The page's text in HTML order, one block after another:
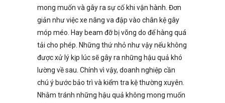
mong muốn và gây ra sự cố khi vận hành. Đơn
giản như việc xe nâng va đập vào chân kệ gây
móp méo. Hay beam đỡ bị võng do để hàng quá
tải cho phép. Những thứ nhỏ như vậy nếu không
được xử lý kịp lúc sẽ gây ra những hậu quả khó
lường về sau. Chính vì vậy, doanh nghiệp cần
chú ý bước bảo trì và kiểm tra kệ thường xuyên.
Nhằm tránh những hậu quả không mong muốn